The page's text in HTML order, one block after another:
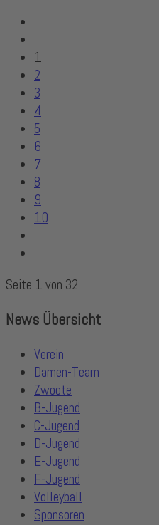
1
2
3
4
5
6
7
8
9
10
Seite 1 von 32
News Übersicht
Verein
Damen-Team
Zwoote
B-Jugend
C-Jugend
D-Jugend
E-Jugend
F-Jugend
Volleyball
Sponsoren